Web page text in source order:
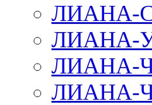
ЛИАНА-
ЛИАНА-
ЛИАНА-
ЛИАНА-